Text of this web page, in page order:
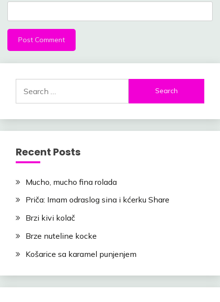
for:
Recent Posts
Mucho, mucho fina rolada
Priča: Imam odraslog sina i kćerku Share
Brzi kivi kolač
Brze nuteline kocke
Košarice sa karamel punjenjem